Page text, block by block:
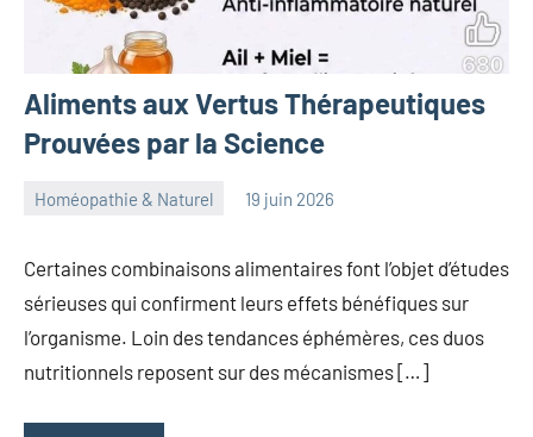
Aliments aux Vertus Thérapeutiques
Prouvées par la Science
Homéopathie & Naturel 19 juin 2026
herbosafe
Certaines combinaisons alimentaires font l’objet d’études
sérieuses qui confirment leurs effets bénéfiques sur
l’organisme. Loin des tendances éphémères, ces duos
nutritionnels reposent sur des mécanismes […]